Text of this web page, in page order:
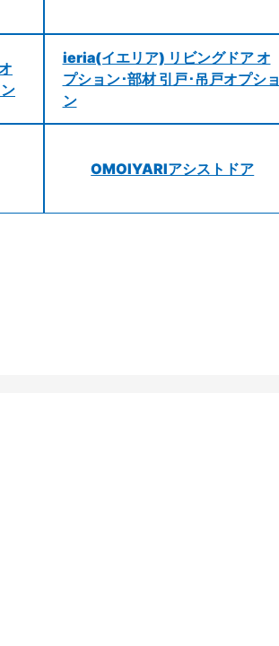
ieria(イエリア) リビングドア オ
プション･部材 引戸･吊戸オプショ
ン
OMOIYARIアシストドア